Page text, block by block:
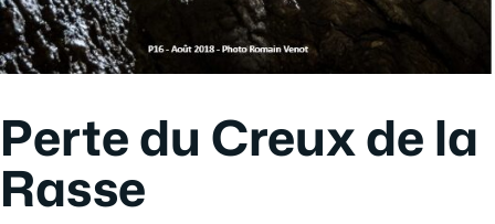
Perte du Creux de la
Rasse